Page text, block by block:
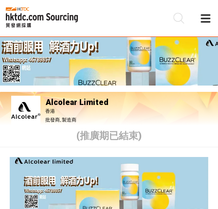
Alcolear Limited
香港
批發商, 製造商
(推廣期已結束)